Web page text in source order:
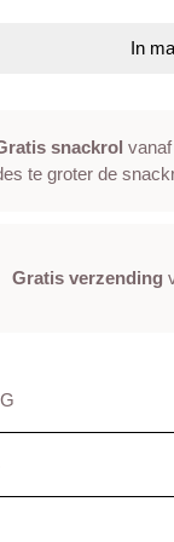
In
snackrol
te groter de
Gratis verzending